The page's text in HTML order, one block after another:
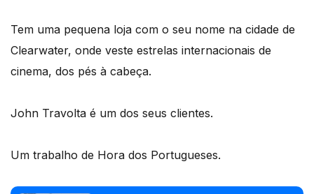
Tem uma pequena loja com o seu nome na cidade de
Clearwater, onde veste estrelas internacionais de
cinema, dos pés à cabeça.
John Travolta é um dos seus clientes.
Um trabalho de Hora dos Portugueses.